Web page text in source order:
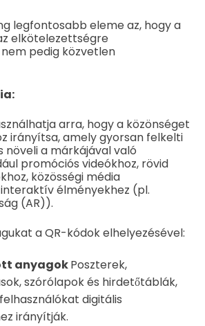
legfontosabb eleme az, hogy a
elkötelezettségre
pedig közvetlen
arra, hogy a közönséget
irányítsa, amely gyorsan felkelti
növeli a márkájával való
promóciós videókhoz, rövid
közösségi média
élményekhez (pl.
(AR)).
a QR-kódok elhelyezésével:
anyagokPoszterek,
szórólapok és hirdetőtáblák,
digitális
irányítják.